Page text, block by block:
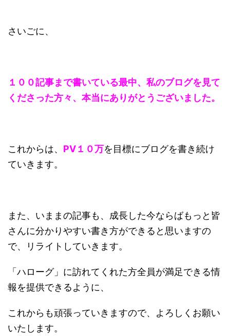
さいごに、
１００記事まで書いている最中、私のブログを見て
くださった方々、本当にありがとうございました。
これからは、 PV１０万を目標にブログを書き続け
ていきます。
また、いままの記事も、成長した今ならばもっと皆
さんに分かりやすい書き方ができると思いますの
で、リライトしていきます。
「ハローグ」に訪れてくれた方全員が満足できる情
報を提供できるように、
これからも頑張っていきますので、よろしくお願い
いたします。